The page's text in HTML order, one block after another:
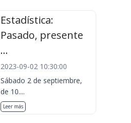
Estadística:
Pasado, presente
...
2023-09-02 10:30:00
Sábado 2 de septiembre,
de 10....
Leer más